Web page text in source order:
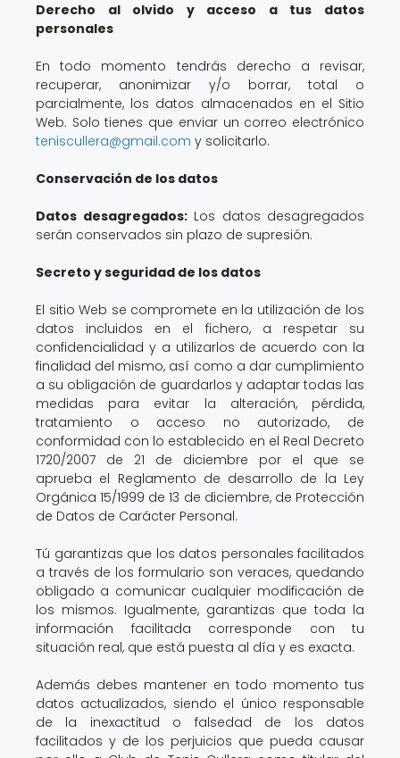
Derecho al olvido y acceso a tus datos
personales
En todo momento tendrás derecho a revisar,
recuperar, anonimizar y/o borrar, total o
parcialmente, los datos almacenados en el Sitio
Web. Solo tienes que enviar un correo electrónico
teniscullera@gmail.com y solicitarlo.
Conservación de los datos
Datos desagregados:Los datos desagregados
serán conservados sin plazo de supresión.
Secreto y seguridad de los datos
El sitio Web se compromete en la utilización de los
datos incluidos en el fichero, a respetar su
confidencialidad y a utilizarlos de acuerdo con la
finalidad del mismo, así como a dar cumplimiento
a su obligación de guardarlos y adaptar todas las
medidas para evitar la alteración, pérdida,
tratamiento o acceso no autorizado, de
conformidad con lo establecido en el Real Decreto
1720/2007 de 21 de diciembre por el que se
aprueba el Reglamento de desarrollo de la Ley
Orgánica 15/1999 de 13 de diciembre, de Protección
de Datos de Carácter Personal.
Tú garantizas que los datos personales facilitados
a través de los formulario son veraces, quedando
obligado a comunicar cualquier modificación de
los mismos. Igualmente, garantizas que toda la
información facilitada corresponde con tu
situación real, que está puesta al día y es exacta.
Además debes mantener en todo momento tus
datos actualizados, siendo el único responsable
de la inexactitud o falsedad de los datos
facilitados y de los perjuicios que pueda causar